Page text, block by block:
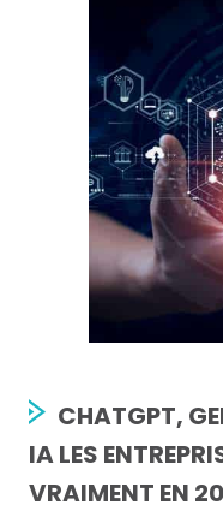
CHATGPT,
IA LES
VRAIMENT EN